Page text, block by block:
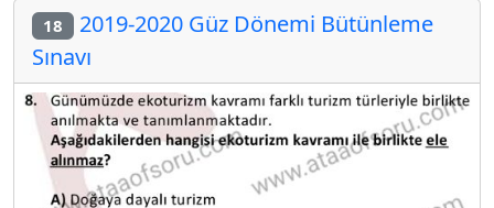
18 2019-2020 Güz Dönemi Bütünleme
Sınavı